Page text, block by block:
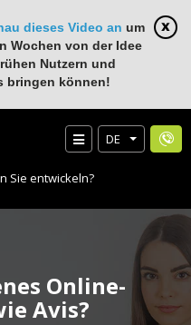
dieses Video an um
Wochen von der Idee
Nutzern und
bringen können!
DE
Online-
Avis?